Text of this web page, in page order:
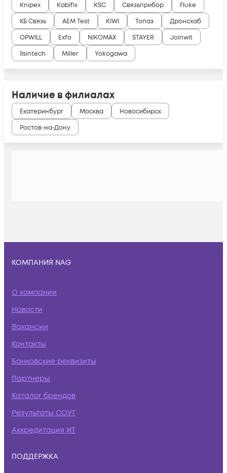
Knipex
Kabifix KSC Связьприбор
Fluke
КБ Связь
AEM Test KIWI Топаз
Дронсхаб
OPWILL
Exfo NIKOMAX STAYER
Joinwit
Ilsintech
Miller Yokogawa
Наличие в филиалах
Екатеринбург Москва
Новосибирск
Ростов-на-Дону
КОМПАНИЯ NAG
О компании
Новости
Вакансии
Контакты
Банковские реквизиты
Партнеры
Каталог брендов
Результаты СОУТ
Аккредитация ИТ
ПОДДЕРЖКА